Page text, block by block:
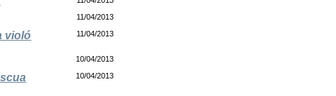
11/04/2013
violó
11/04/2013
10/04/2013
10/04/2013